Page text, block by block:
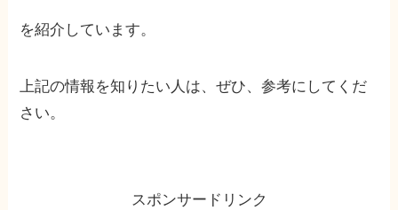
を紹介しています。
上記の情報を知りたい人は、ぜひ、参考にしてくだ
さい。
スポンサードリンク